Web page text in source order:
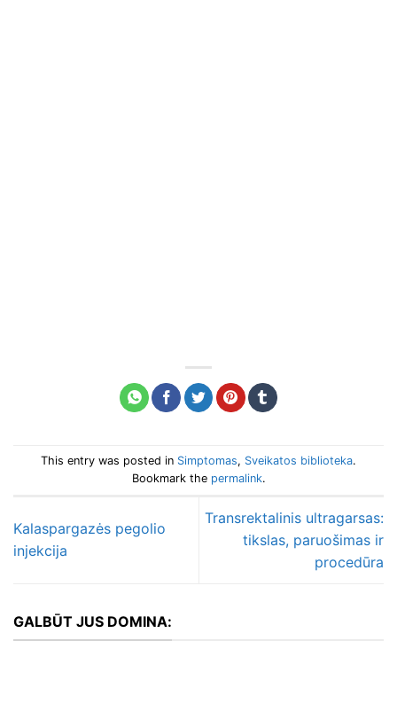
This entry was posted in Simptomas, Sveikatos biblioteka.
Bookmark the permalink.
Kalaspargazės pegolio
injekcija
Transrektalinis ultragarsas:
tikslas, paruošimas ir
procedūra
GALBŪT JUS DOMINA: